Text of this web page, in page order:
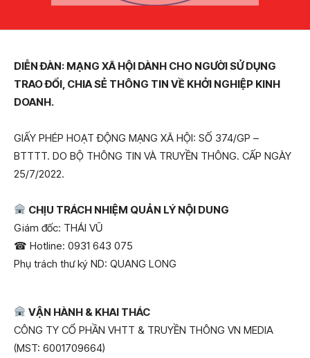
DIỄN ĐÀN: MẠNG XÃ HỘI DÀNH CHO NGƯỜI SỬ DỤNG
TRAO ĐỔI, CHIA SẺ THÔNG TIN VỀ KHỞI NGHIỆP KINH
DOANH.
GIẤY PHÉP HOẠT ĐỘNG MẠNG XÃ HỘI: SỐ 374/GP –
BTTTT. DO BỘ THÔNG TIN VÀ TRUYỀN THÔNG. CẤP NGÀY
25/7/2022.
CHỊU TRÁCH NHIỆM QUẢN LÝ NỘI DUNG
Giám đốc: THÁI VŨ
☎ Hotline: 0931 643 075
Phụ trách thư ký ND: QUANG LONG
VẬN HÀNH & KHAI THÁC
CÔNG TY CỔ PHẦN VHTT & TRUYỀN THÔNG VN MEDIA
(MST: 6001709664)